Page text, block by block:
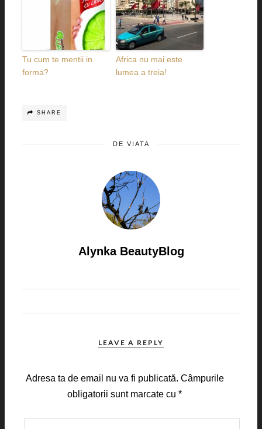
Tu cum te mentii in
forma?
Africa nu mai este
lumea a treia!
SHARE
DE VIATA
Alynka BeautyBlog
LEAVE A REPLY
Adresa ta de email nu va fi publicată. Câmpurile
obligatorii sunt marcate cu*